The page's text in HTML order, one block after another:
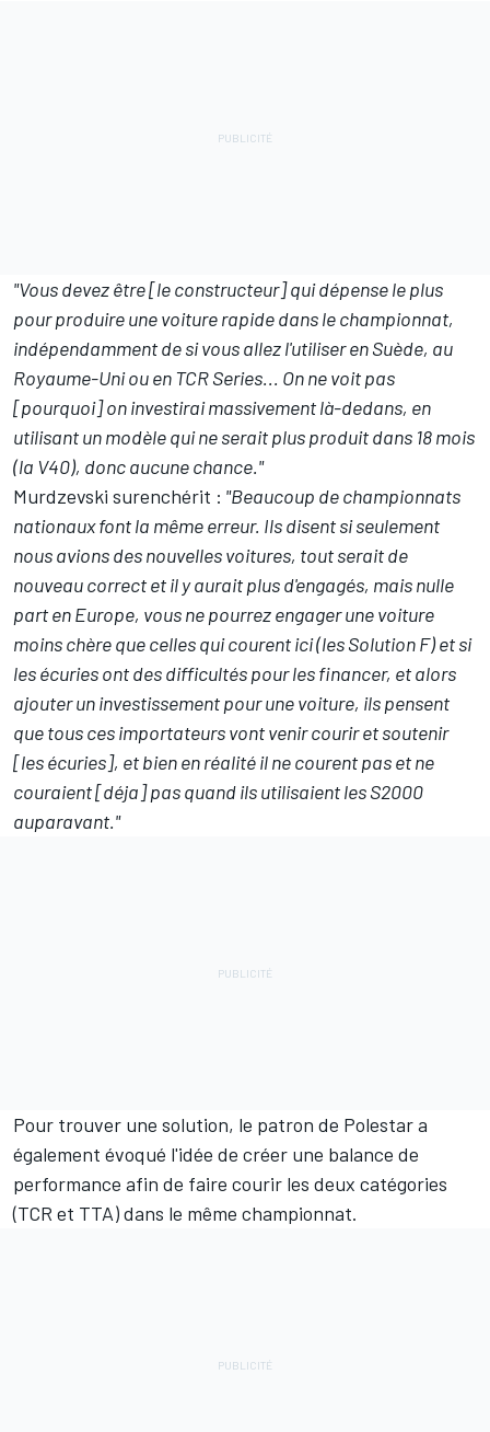
"Vous devez être [le constructeur] qui dépense le plus
pour produire une voiture rapide dans le championnat,
indépendamment de si vous allez l'utiliser en Suède, au
Royaume-Uni ou en TCR Series... On ne voit pas
[pourquoi] on investirai massivementlà-dedans, en
utilisant un modèle qui ne serait plus produit dans 18 mois
(la V40), donc aucune chance."
Murdzevski surenchérit : "Beaucoup de championnats
nationaux font la même erreur. Ils disent si seulement
nous avions des nouvelles voitures, tout serait de
nouveau correct et il y aurait plus d'engagés, mais nulle
part en Europe, vous ne pourrez engager une voiture
moins chère que celles qui courent ici (les Solution F) et si
les écuries ont des difficultés pour les financer, et alors
ajouter un investissement pour une voiture, ils pensent
que tous ces importateurs vont venir courir et soutenir
[les écuries], et bien en réalité il ne courent pas et ne
couraient [déja] pas quand ils utilisaient les S2000
auparavant."
Pour trouver une solution, le patron de Polestar a
également évoqué l'idée de créer une balance de
performance afin de faire courir les deux catégories
(TCR et TTA) dans le même championnat.